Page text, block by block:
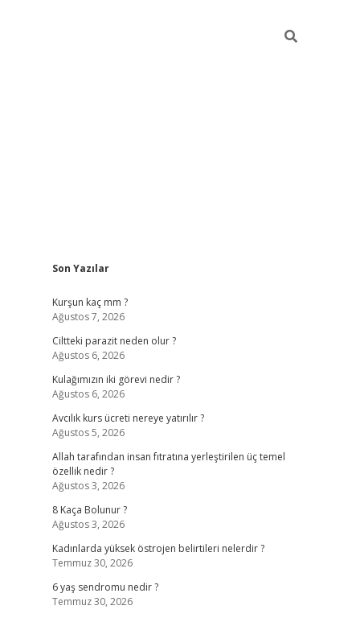
Sidebar
Son Yazılar
Kurşun kaç mm ?
Ağustos 7, 2026
Ciltteki parazit neden olur ?
Ağustos 6, 2026
Kulağımızın iki görevi nedir ?
Ağustos 6, 2026
Avcılık kurs ücreti nereye yatırılır ?
Ağustos 5, 2026
Allah tarafından insan fıtratına yerleştirilen üç temel
özellik nedir ?
Ağustos 3, 2026
8 Kaça Bolunur ?
Ağustos 3, 2026
Kadınlarda yüksek östrojen belirtileri nelerdir ?
Temmuz 30, 2026
6 yaş sendromu nedir ?
Temmuz 30, 2026